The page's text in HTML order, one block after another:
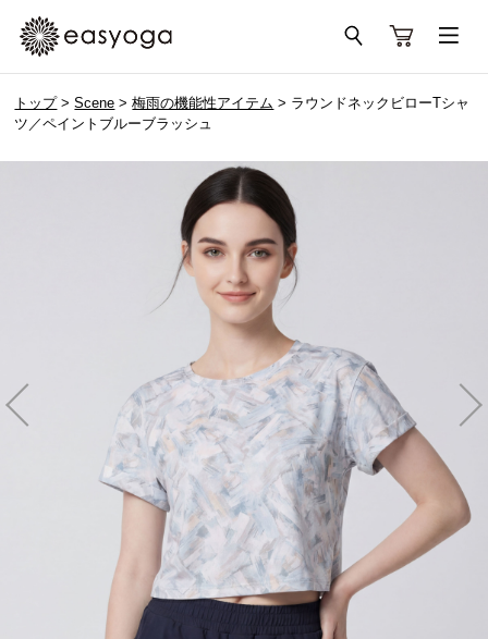
トップ>Scene >梅雨の機能性アイテム > ラウンドネックビローTシャ
ツ／ペイントブルーブラッシュ